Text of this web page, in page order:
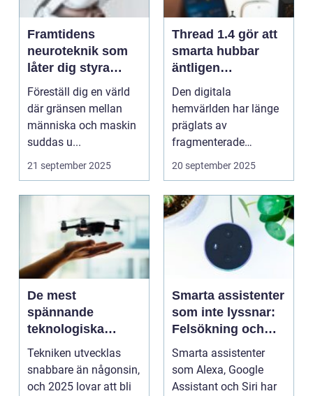
Framtidens
neuroteknik som
låter dig styra
datorn med tanken
Föreställ dig en värld
där gränsen mellan
människa och maskin
suddas u...
21 september 2025
Thread 1.4 gör att
smarta hubbar
äntligen
samarbetar
Den digitala
hemvärlden har länge
präglats av
fragmenterade
ekosystem där
smarta...
20 september 2025
De mest
spännande
teknologiska
innovationerna
2025
Tekniken utvecklas
snabbare än någonsin,
och 2025 lovar att bli
Smarta assistenter
som inte lyssnar:
Felsökning och
optimering
Smarta assistenter
som Alexa, Google
Assistant och Siri har